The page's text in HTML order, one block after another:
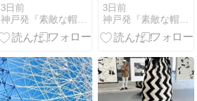
掲載されまし
た
3日前
神戸発『素敵な帽子物語。』by MAXIM
SUMMER
HAT
Campaign 第4
線対策も
3日前
神戸発『素敵な帽子物語。』by MAXIM